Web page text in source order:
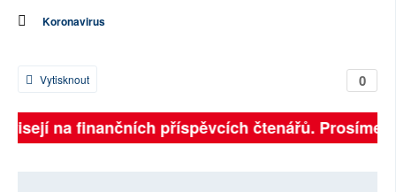
Koronavirus
0
Vytisknout
na finančních příspěvcích čtenářů. Prosíme,